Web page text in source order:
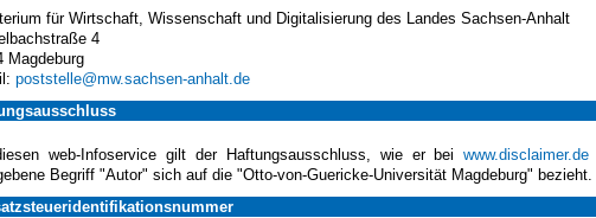
für Wirtschaft, Wissenschaft und Digitalisierung des Landes Sachsen-Anhalt
4
Magdeburg
poststelle@mw.sachsen-anhalt.de
web-Infoservice gilt der Haftungsausschluss, wie er beiwww.disclaimer.de
Begriff "Autor" sich auf die "Otto-von-Guericke-Universität Magdeburg" bezieht.